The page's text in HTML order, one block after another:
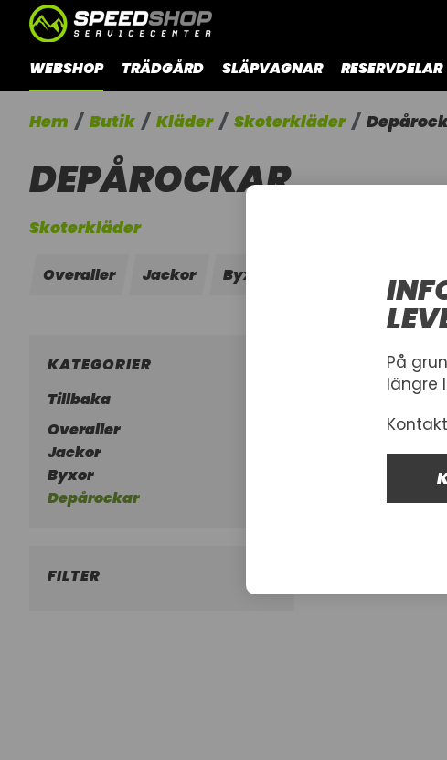
WEBSHOP TRÄDGÅRD SLÄPVAGNAR RESERVDELAR
Hem Butik Kläder Skoterkläder
DEPÅROCKAR
Skoterkläder
Overaller Jackor Byxor
KATEGORIER
Tillbaka
Overaller
Jackor
Byxor
Depårockar
FILTER
På
längre